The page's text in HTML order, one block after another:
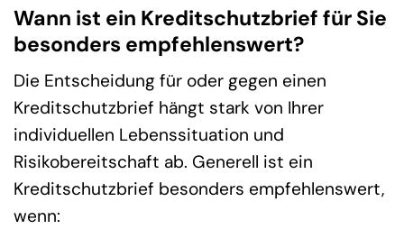
Wann ist ein Kreditschutzbrief für Sie
besonders empfehlenswert?
Die Entscheidung für oder gegen einen
Kreditschutzbrief hängt stark von Ihrer
individuellen Lebenssituation und
Risikobereitschaft ab. Generell ist ein
Kreditschutzbrief besonders empfehlenswert,
wenn: